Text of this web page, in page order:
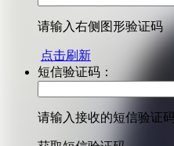
请输入右侧图形验证码
点击刷新
短信验证码：
请输入接收的短信验证码